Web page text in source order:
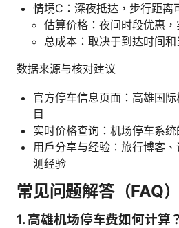
情境C：深夜抵达，步行距离
估算价格：夜间时段优惠
总成本：取决于到达时间
数据来源与核对建议
官方停车信息页面：高雄国
目
实时价格查询：机场停车系
用户分享与经验：旅行博客
测经验
常见问题解答（FAQ）
1. 高雄机场停车费如何计算？